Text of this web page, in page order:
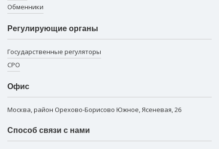
Обменники
Регулирующие органы
Государственные регуляторы
СРО
Офис
Москва, район Орехово-Борисово Южное, Ясеневая, 26
Способ связи с нами